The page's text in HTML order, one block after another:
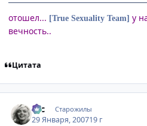
отошел... [True Sexuality Team] у
вечность..
Цитата
asc Старожилы
29 Января, 200719 г